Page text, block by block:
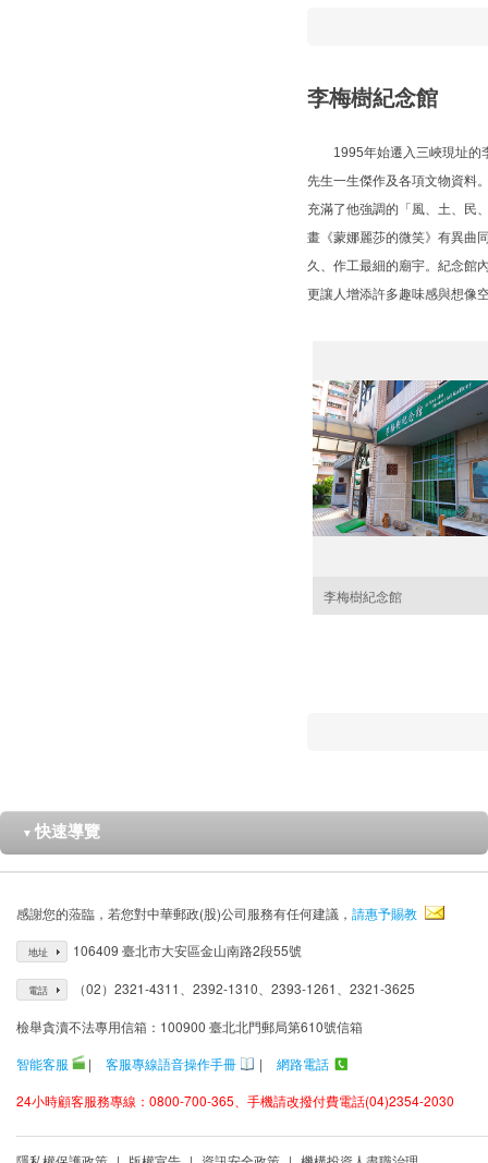
李梅樹紀念館
1995年始遷入三峽現址的李
先生一生傑作及各項文物資料
充滿了他強調的「風、土、民
畫《蒙娜麗莎的微笑》有異曲
久、作工最細的廟宇。紀念館
更讓人增添許多趣味感與想像
李梅樹紀念館
▼ 快速導覽
感謝您的蒞臨，若您對中華郵政(股)公司服務有任何建議， 請惠予賜教
地址 106409 臺北市大安區金山南路2段55號
電話 （02）2321-4311、2392-1310、2393-1261、2321-3625
檢舉貪瀆不法專用信箱：100900 臺北北門郵局第610號信箱
智能客服
| 客服專線語音操作手冊 |
網路電話
24小時顧客服務專線：0800-700-365、手機請改撥付費電話(04)2354-2030